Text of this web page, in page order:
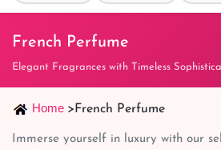
French Perfume
Elegant Fragrances with Timeless
Home >French Perfume
Immerse yourself in luxury with our